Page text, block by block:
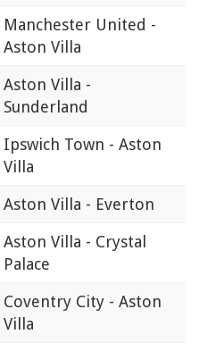
Manchester United -
Aston Villa
Aston Villa -
Sunderland
Ipswich Town - Aston
Villa
Aston Villa - Everton
Aston Villa - Crystal
Palace
Coventry City - Aston
Villa